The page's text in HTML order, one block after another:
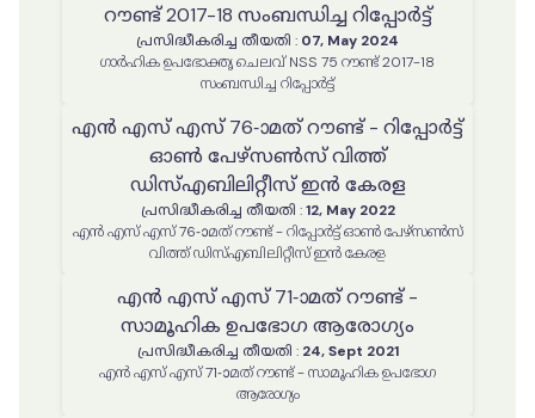
റൗണ്ട് 2017-18 സംബന്ധിച്ച റിപ്പോർട്ട്
പ്രസിദ്ധീകരിച്ച തീയതി : 07, May 2024
ഗാർഹിക ഉപഭോക്തൃ ചെലവ് NSS 75 റൗണ്ട് 2017-18
സംബന്ധിച്ച റിപ്പോർട്ട്
എൻ എസ് എസ് 76-ാമത് റൗണ്ട് - റിപ്പോർട്ട്
ഓൺ പേഴ്സൺസ് വിത്ത്
ഡിസ്എബിലിറ്റീസ് ഇൻ കേരള
പ്രസിദ്ധീകരിച്ച തീയതി : 12, May 2022
എൻ എസ് എസ് 76-ാമത് റൗണ്ട് - റിപ്പോർട്ട് ഓൺ പേഴ്സൺസ്
വിത്ത് ഡിസ്എബിലിറ്റീസ് ഇൻ കേരള
എൻ എസ് എസ് 71-ാമത് റൗണ്ട് -
സാമൂഹിക ഉപഭോഗ ആരോഗ്യം
പ്രസിദ്ധീകരിച്ച തീയതി : 24, Sept 2021
എൻ എസ് എസ് 71-ാമത് റൗണ്ട് - സാമൂഹിക ഉപഭോഗ
ആരോഗ്യം